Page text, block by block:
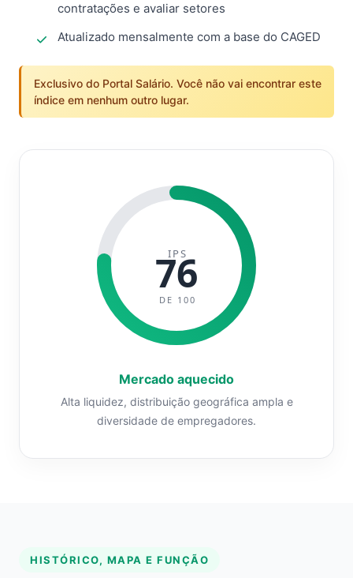
contratações e avaliar setores
Atualizado mensalmente com a base do CAGED
Exclusivo do Portal Salário. Você não vai encontrar este
índice em nenhum outro lugar.
IPS
76
DE 100
Mercado aquecido
Alta liquidez, distribuição geográfica ampla e
diversidade de empregadores.
HISTÓRICO, MAPA E FUNÇÃO